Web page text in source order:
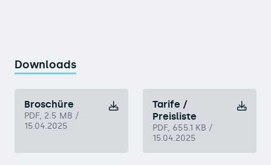
Downloads
Broschüre
PDF, 2.5 MB /
15.04.2025
Tarife /
Preisliste
PDF, 655.1 KB /
15.04.2025